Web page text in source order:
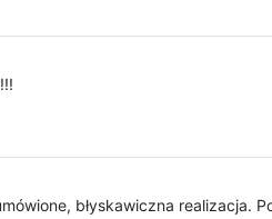
błyskawiczna realizacja.